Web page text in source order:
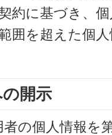
約に基づき、
囲を超えた個
開示
の個人情報を